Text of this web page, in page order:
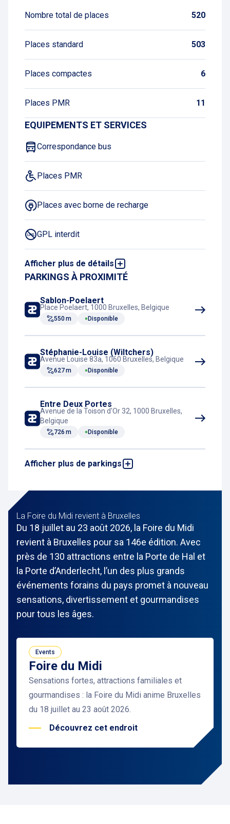
Nombre total de places 520
Places standard 503
Places compactes 6
Places PMR 11
EQUIPEMENTS ET SERVICES
Correspondance bus
Places PMR
Places avec borne de recharge
GPL interdit
Afficher plus de détails
Abonnement nuit pour VE
Toilettes
Correspondance tram
PARKINGS À PROXIMITÉ
Sablon-Poelaert
Place Poelaert, 1000 Bruxelles, Belgique
550 m Disponible
Stéphanie-Louise (Wiltchers)
Avenue Louise 83a, 1060 Bruxelles, Belgique
627 m Disponible
Entre Deux Portes
Avenue de la Toison d'Or 32, 1000 Bruxelles,
Belgique
726 m Disponible
Afficher plus de parkings
Toison d'Or
Albertine-Square
Place de la Justice 16, 1000 Bruxelles,
Belgique
1,2 km Disponible
La Foire du Midi revient à Bruxelles
Du 18 juillet au 23 août 2026, la Foire du Midi
revient à Bruxelles pour sa 146e édition. Avec
près de 130 attractions entre la Porte de Hal et
la Porte d’Anderlecht, l’un des plus grands
événements forains du pays promet à nouveau
sensations, divertissement et gourmandises
pour tous les âges.
Events
Foire du Midi
Sensations fortes, attractions familiales et
gourmandises : la Foire du Midi anime Bruxelles
du 18 juillet au 23 août 2026.
Découvrez cet endroit